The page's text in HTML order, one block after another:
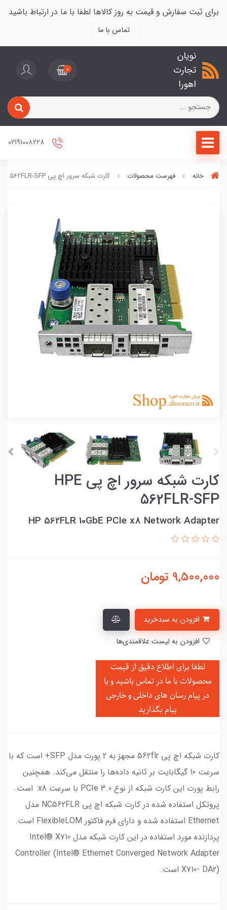
برای ثبت سفارش و قیمت به روز کالاها لطفا با ما در ارتباط باشید
تماس با ما
نویان
تجارت
اهورا
0
خانه فهرست محصولات کارت شبکه سرور اچ پی HPE 562FLR-SFP
کارت شبکه سرور اچ پی HPE
562FLR-SFP
HP 562FLR 10GbE PCIe x8 Network Adapter
9,500,000 تومان
لطفا برای اطلاع دقیق از قیمت
محصولات با ما در تماس باشید و یا
در پیام رسان های داخلی و خارجی
پیام بگذارید
کارت شبکه اچ پی 562flr مجهز به 2 پورت مدل SFP+ است که با
سرعت 10 گیگابایت بر ثانیه داده‌ها را منتقل می‌کند. همچنین
رابط پورت این کارت شبکه از نوع PCIe 3.0 با سرعت x8 است.
پروتکل استفاده شده در کارت شبکه اچ پی NC562FLR مدل
Ethernet استفاده شده و دارای فرم فاکتور FlexibleLOM است.
پردازنده مورد استفاده در این کارت شبکه مدل Intel® X710
Controller (Intel® Ethernet Converged Network Adapter
X710- DA2) است.